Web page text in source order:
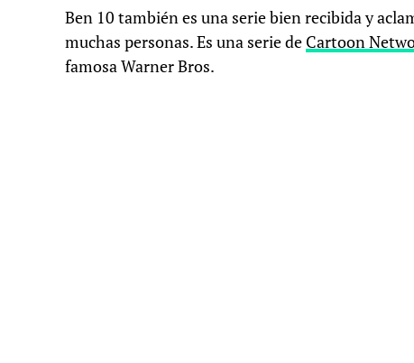
Ben 10 también es una serie bien recibida y
muchas personas. Es una serie de Cartoon
famosa Warner Bros.